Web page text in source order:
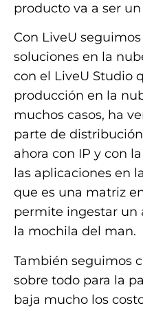
producto va a ser
Con LiveU
soluciones en la
con el LiveU Studio
producción en la
muchos casos, ha
parte de
ahora con IP y con
las aplicaciones en
que es una matriz
permite ingestar un
la mochila del man.
También seguimos
sobre todo para la
baja mucho los